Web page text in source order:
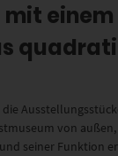
von
seiner Funktion